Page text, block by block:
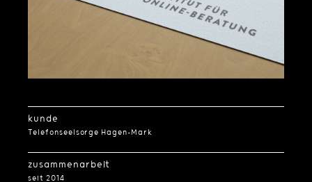
kunde
Telefonseelsorge Hagen-Mark
zusammenarbeit
seit 2014